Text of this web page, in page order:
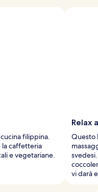
filippina.
la caffetteria
e vegetariane.
Relax
Questo
vi darà